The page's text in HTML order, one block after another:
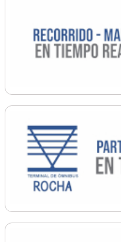
Ordenamiento
Promoción Social
Salud
Secretaría General